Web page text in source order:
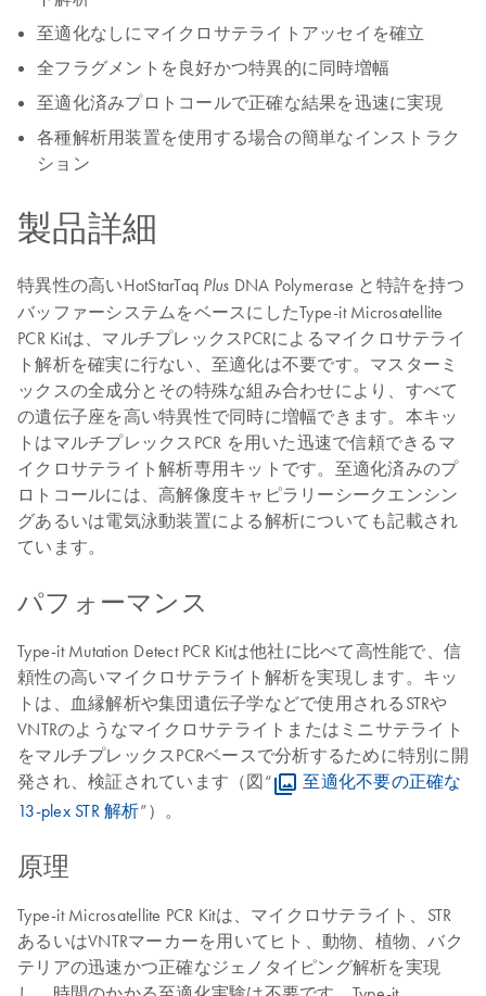
至適化なしにマイクロサテライトアッセイを確立
全フラグメントを良好かつ特異的に同時増幅
至適化済みプロトコールで正確な結果を迅速に実現
各種解析用装置を使用する場合の簡単なインストラク
ション
製品詳細
特異性の高いHotStarTaq Plus DNA Polymerase と特許を持つ
バッファーシステムをベースにしたType-it Microsatellite
PCR Kitは、マルチプレックスPCRによるマイクロサテライ
ト解析を確実に行ない、至適化は不要です。マスターミ
ックスの全成分とその特殊な組み合わせにより、すべて
の遺伝子座を高い特異性で同時に増幅できます。本キッ
トはマルチプレックスPCR を用いた迅速で信頼できるマ
イクロサテライト解析専用キットです。至適化済みのプ
ロトコールには、高解像度キャピラリーシークエンシン
グあるいは電気泳動装置による解析についても記載され
ています。
パフォーマンス
Type-it Mutation Detect PCR Kitは他社に比べて高性能で、信
頼性の高いマイクロサテライト解析を実現します。キッ
トは、血縁解析や集団遺伝子学などで使用されるSTRや
VNTRのようなマイクロサテライトまたはミニサテライト
をマルチプレックスPCRベースで分析するために特別に開
発され、検証されています（図“
至適化不要の正確な
13-plex STR 解析”）。
原理
Type-it Microsatellite PCR Kitは、マイクロサテライト、STR
あるいはVNTRマーカーを用いてヒト、動物、植物、バク
テリアの迅速かつ正確なジェノタイピング解析を実現